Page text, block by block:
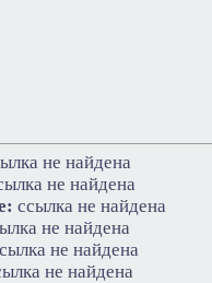
не найдена
не найдена
ссылка не найдена
не найдена
не найдена
не найдена